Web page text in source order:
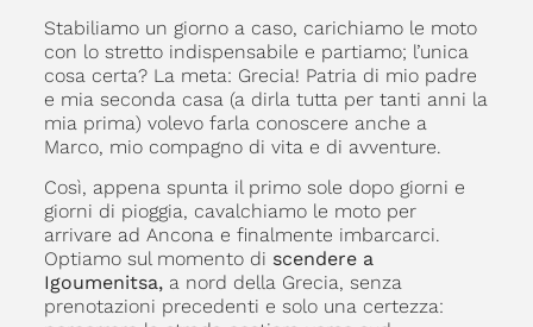
Stabiliamo un giorno a caso, carichiamo le moto
con lo stretto indispensabile e partiamo; l’unica
cosa certa? La meta: Grecia! Patria di mio padre
e mia seconda casa (a dirla tutta per tanti anni la
mia prima) volevo farla conoscere anche a
Marco, mio compagno di vita e di avventure.
Così, appena spunta il primo sole dopo giorni e
giorni di pioggia, cavalchiamo le moto per
arrivare ad Ancona e finalmente imbarcarci.
Optiamo sul momento di scendere a
Igoumenitsa,a nord della Grecia, senza
prenotazioni precedenti e solo una certezza: